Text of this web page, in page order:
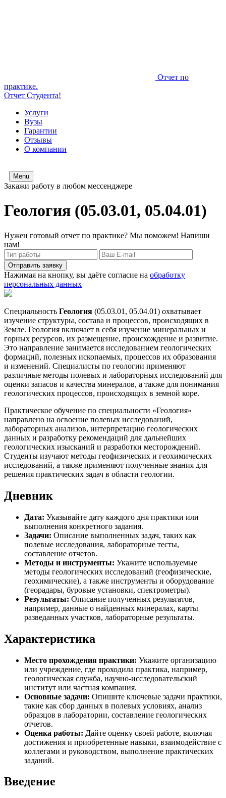
Отчет по
практике.
Отчет Студента!
Услуги
Вузы
Гарантии
Отзывы
О компании
Menu
Закажи работу в любом мессенджере
Геология (05.03.01, 05.04.01)
Нужен готовый отчет по практике? Мы поможем! Напиши
нам!
Отправить заявку
Нажимая на кнопку, вы даёте согласие на обработку
персональных данных
Специальность Геология (05.03.01, 05.04.01) охватывает
изучение структуры, состава и процессов, происходящих в
Земле. Геология включает в себя изучение минеральных и
горных ресурсов, их размещение, происхождение и развитие.
Это направление занимается исследованием геологических
формаций, полезных ископаемых, процессов их образования
и изменений. Специалисты по геологии применяют
различные методы полевых и лабораторных исследований для
оценки запасов и качества минералов, а также для понимания
геологических процессов, происходящих в земной коре.
Практическое обучение по специальности «Геология»
направлено на освоение полевых исследований,
лабораторных анализов, интерпретацию геологических
данных и разработку рекомендаций для дальнейших
геологических изысканий и разработки месторождений.
Студенты изучают методы геофизических и геохимических
исследований, а также применяют полученные знания для
решения практических задач в области геологии.
Дневник
Дата: Указывайте дату каждого дня практики или
выполнения конкретного задания.
Задачи: Описание выполненных задач, таких как
полевые исследования, лабораторные тесты,
составление отчетов.
Методы и инструменты: Укажите используемые
методы геологических исследований (геофизические,
геохимические), а также инструменты и оборудование
(георадары, буровые установки, спектрометры).
Результаты: Описание полученных результатов,
например, данные о найденных минералах, карты
разведанных участков, лабораторные результаты.
Характеристика
Место прохождения практики: Укажите организацию
или учреждение, где проходила практика, например,
геологическая служба, научно-исследовательский
институт или частная компания.
Основные задачи: Опишите ключевые задачи практики,
такие как сбор данных в полевых условиях, анализ
образцов в лаборатории, составление геологических
отчетов.
Оценка работы: Дайте оценку своей работе, включая
достижения и приобретенные навыки, взаимодействие с
коллегами и руководством, выполнение практических
заданий.
Введение